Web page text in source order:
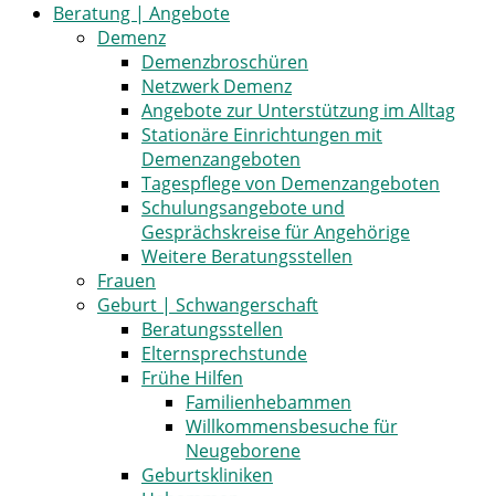
Beratung | Angebote
Demenz
Demenzbroschüren
Netzwerk Demenz
Angebote zur Unterstützung im Alltag
Stationäre Einrichtungen mit
Demenzangeboten
Tagespflege von Demenzangeboten
Schulungsangebote und
Gesprächskreise für Angehörige
Weitere Beratungsstellen
Frauen
Geburt | Schwangerschaft
Beratungsstellen
Elternsprechstunde
Frühe Hilfen
Familienhebammen
Willkommensbesuche für
Neugeborene
Geburtskliniken